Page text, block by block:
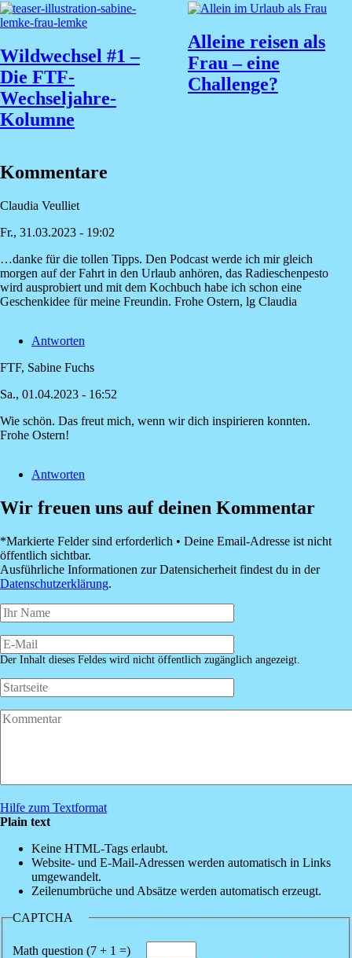
Wildwechsel #1 –
Die FTF-
Wechseljahre-
Kolumne
Alleine reisen als
Frau – eine
Challenge?
Kommentare
Claudia Veulliet
Fr., 31.03.2023 - 19:02
…danke für die tollen Tipps. Den Podcast werde ich mir gleich
morgen auf der Fahrt in den Urlaub anhören, das Radieschenpesto
wird ausprobiert und mit dem Kochbuch habe ich schon eine
Geschenkidee für meine Freundin. Frohe Ostern, lg Claudia
Antworten
FTF, Sabine Fuchs
Sa., 01.04.2023 - 16:52
Antwort
danke
die
tollen
von
Claudia
Veulliet
Wie schön. Das freut mich, wenn wir dich inspirieren konnten.
Frohe Ostern!
Antworten
Wir freuen uns auf deinen Kommentar
*Markierte Felder sind erforderlich • Deine Email-Adresse ist nicht
öffentlich sichtbar.
Ausführliche Informationen zur Datensicherheit findest du in der
Datenschutzerklärung.
Der Inhalt dieses Feldes wird nicht öffentlich zugänglich angezeigt.
Hilfe zum Textformat
Plain text
Keine HTML-Tags erlaubt.
Website- und E-Mail-Adressen werden automatisch in Links
umgewandelt.
Zeilenumbrüche und Absätze werden automatisch erzeugt.
CAPTCHA
Math question (7 + 1 =)